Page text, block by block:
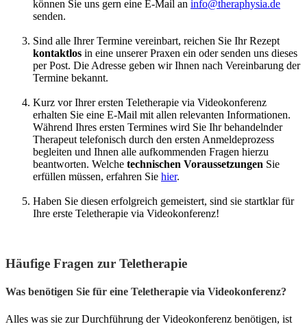
können Sie uns gern eine E-Mail an info@theraphysia.de
senden.
Sind alle Ihrer Termine vereinbart, reichen Sie Ihr Rezept
kontaktlos in eine unserer Praxen ein oder senden uns dieses
per Post. Die Adresse geben wir Ihnen nach Vereinbarung der
Termine bekannt.
Kurz vor Ihrer ersten Teletherapie via Videokonferenz
erhalten Sie eine E-Mail mit allen relevanten Informationen.
Während Ihres ersten Termines wird Sie Ihr behandelnder
Therapeut telefonisch durch den ersten Anmeldeprozess
begleiten und Ihnen alle aufkommenden Fragen hierzu
beantworten. Welche technischen Voraussetzungen Sie
erfüllen müssen, erfahren Sie hier.
Haben Sie diesen erfolgreich gemeistert, sind sie startklar für
Ihre erste Teletherapie via Videokonferenz!‌
Häufige Fragen zur Teletherapie
Was benötigen Sie für eine Teletherapie via Videokonferenz?
Alles was sie zur Durchführung der Videokonferenz benötigen, ist